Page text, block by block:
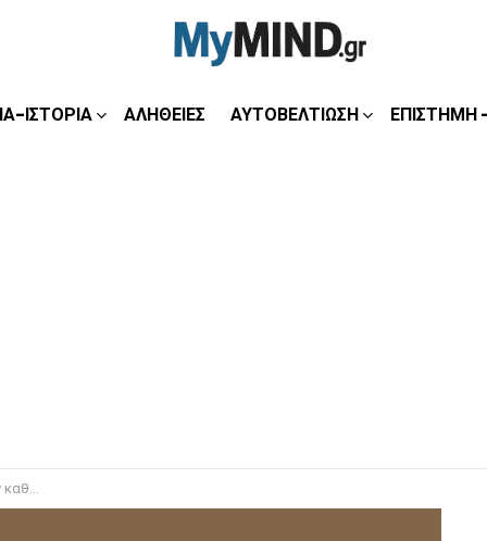
ΙΣΤΟΡΊΑ ΑΛΉΘΕΙΕΣ ΑΥΤΟΒΕΛΤΊΩΣΗ ΕΠΙΣΤΉΜΗ